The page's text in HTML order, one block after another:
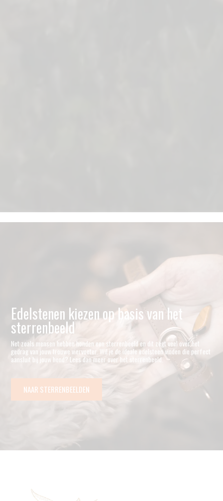
Edelstenen kiezen op basis van het
sterrenbeeld
Net zoals mensen hebben honden een sterrenbeeld en dit zegt veel over het
gedrag van jouw trouwe viervoeter. Wil je de ideale edelsteen vinden die perfect
aansluit bij jouw hond? Lees dan meer over het sterrenbeeld.
NAAR STERRENBEELDEN